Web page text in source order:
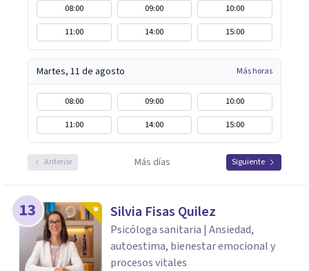
08:00 09:00
10:00
11:00
14:00 15:00
Martes, 11 de agosto Más horas
08:00 09:00
10:00
11:00
14:00 15:00
Anterior Más días Siguiente
13 Silvia Fisas Quilez
Psicóloga sanitaria | Ansiedad,
autoestima, bienestar emocional y
procesos vitales